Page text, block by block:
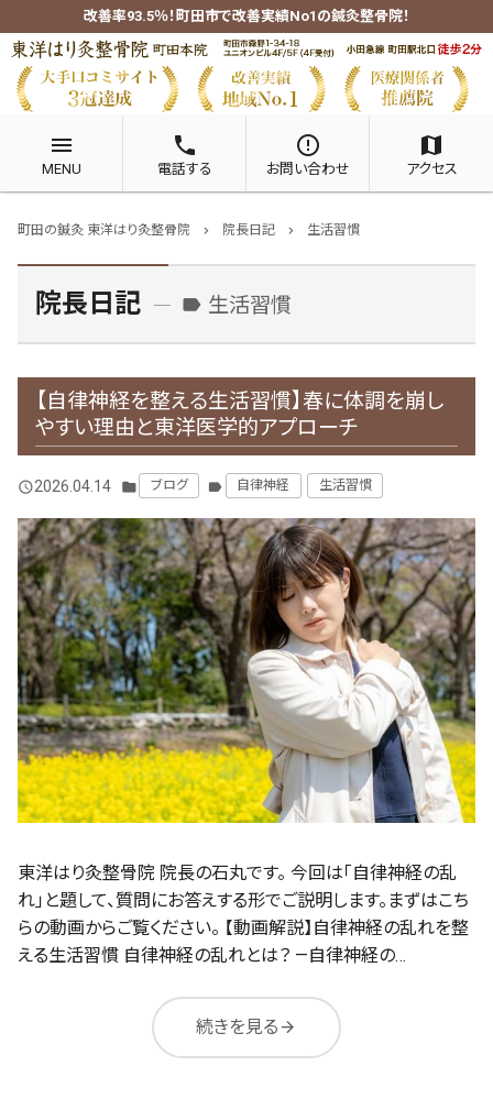
改善率93.5％！町田市で改善実績No1の鍼灸整骨院！
menu
MENU
phone
電話する
error_outline
お問い合わせ
map
アクセス
町田の鍼灸 東洋はり灸整骨院 chevron_right 院長日記 chevron_right 生活習慣
院長日記 label 生活習慣
【自律神経を整える生活習慣】春に体調を崩し
やすい理由と東洋医学的アプローチ
query_builder2026.04.14 folder ブログ label 自律神経 生活習慣
東洋はり灸整骨院 院長の石丸です。 今回は「自律神経の乱
れ」と題して、質問にお答えする形でご説明します。まずはこち
らの動画からご覧ください。 【動画解説】自律神経の乱れを整
える生活習慣 自律神経の乱れとは？ —自律神経の…
続きを見るarrow_forward